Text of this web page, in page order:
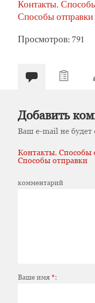
Контакты.
Способы отправки
Просмотров: 791
Добавить
Ваш e-mail не будет
Контакты. Способы
Способы отправки
комментарий
Ваше имя*: